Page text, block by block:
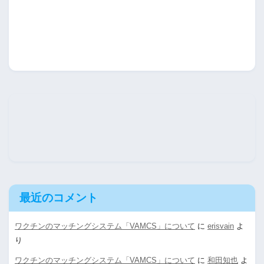
最近のコメント
ワクチンのマッチングシステム「VAMCS」について に erisvain よ
り
ワクチンのマッチングシステム「VAMCS」について に 和田知也 よ